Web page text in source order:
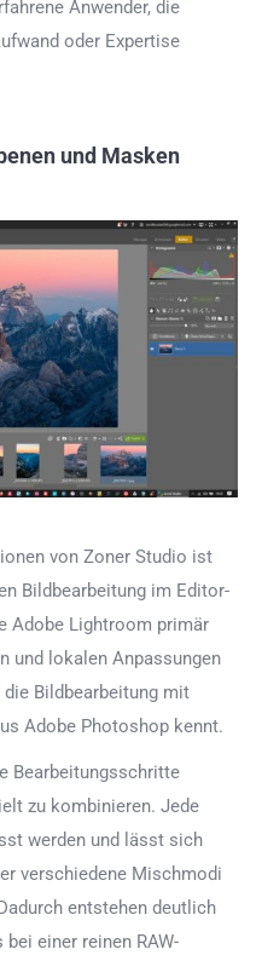
Anwender, die
oder Expertise
und Masken
von Zoner Studio ist
Bildbearbeitung im Editor-
Adobe Lightroom primär
und lokalen Anpassungen
Bildbearbeitung mit
Adobe Photoshop kennt.
Bearbeitungsschritte
zu kombinieren. Jede
werden und lässt sich
verschiedene Mischmodi
entstehen deutlich
einer reinen RAW-